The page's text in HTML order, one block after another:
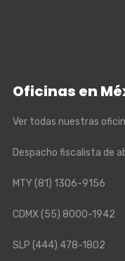
Oficinas en
Ver todas nuestras
Despacho fiscalista de
MTY(81) 1306-9156
CDMX(55) 8000-1942
SLP (444) 478-1802